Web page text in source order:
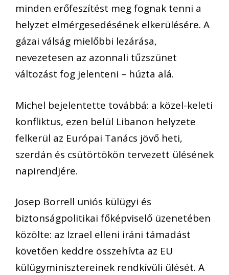
minden erőfeszítést meg fognak tenni a
helyzet elmérgesedésének elkerülésére. A
gázai válság mielőbbi lezárása,
nevezetesen az azonnali tűzszünet
változást fog jelenteni – húzta alá.
Michel bejelentette továbbá: a közel-keleti
konfliktus, ezen belül Libanon helyzete
felkerül az Európai Tanács jövő heti,
szerdán és csütörtökön tervezett ülésének
napirendjére.
Josep Borrell uniós külügyi és
biztonságpolitikai főképviselő üzenetében
közölte: az Izrael elleni iráni támadást
követően keddre összehívta az EU
külügyminisztereinek rendkívüli ülését. A